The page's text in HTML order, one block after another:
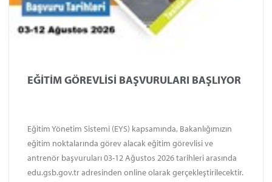
EĞİTİM GÖREVLİSİ BAŞVURULARI BAŞLIYOR
Eğitim Yönetim Sistemi (EYS) kapsamında, Bakanlığımızın
eğitim noktalarında görev alacak eğitim görevlisi ve
antrenör başvuruları 03-12 Ağustos 2026 tarihleri ​​arasında
edu.gsb.gov.tr adresinden online olarak gerçekleştirilecektir.